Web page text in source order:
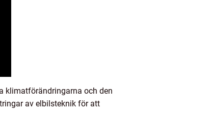
klimatförändringarna och den
av elbilsteknik för att